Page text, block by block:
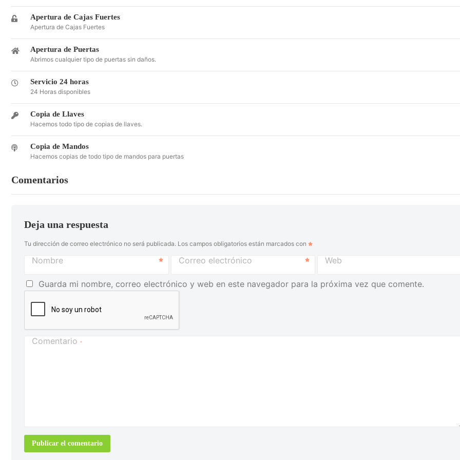
Apertura de Cajas Fuertes
Apertura de Cajas Fuertes
Apertura de Puertas
Abrimos cualquier tipo de puertas sin daños.
Servicio 24 horas
24 Horas disponibles
Copia de Llaves
Hacemos todo tipo de copias de llaves.
Copia de Mandos
Hacemos copias de todo tipo de mandos para puertas
Comentarios
Deja una respuesta
Tu dirección de correo electrónico no será publicada. Los campos obligatorios están marcados con
Nombre Correo electrónico Web
Guarda mi nombre, correo electrónico y web en este navegador para la próxima vez que comente.
Comentario *